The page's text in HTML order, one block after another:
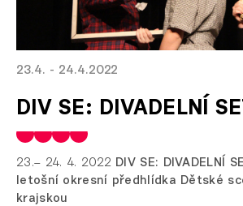
23.4. - 24.4.2022
DIV SE: DIVADELNÍ
23.– 24. 4. 2022DIV SE: DIVADELNÍ
letošní okresní předhlídka Dětské
krajskou